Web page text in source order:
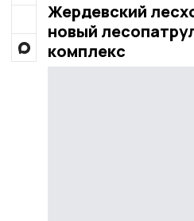
Жердевский
новый
комплекс